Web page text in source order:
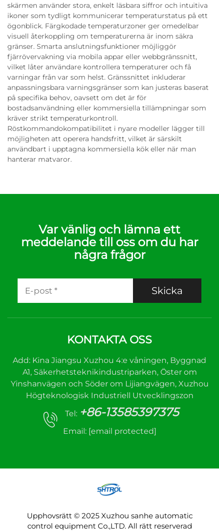
skärmen använder stora, enkelt läsbara siffror och intuitiva
ikoner som tydligt kommunicerar temperaturstatus på ett
ögonblick. Färgkodade temperaturzoner ger omedelbar
visuell återkoppling om temperaturerna är inom säkra
gränser. Smarta anslutningsfunktioner möjliggör
fjärrövervakning via mobila appar eller webbgränssnitt,
vilket låter användare kontrollera temperaturer och få
varningar från var som helst. Gränssnittet inkluderar
anpassningsbara varningsgränser som kan justeras baserat
på specifika behov, oavsett om det är för
bostadsanvändning eller kommersiella tillämpningar som
kräver strikt temperaturkontroll.
Röstkommandokompatibilitet i nyare modeller lägger till
möjligheten att operera handsfritt, vilket är särskilt
användbart i upptagna kommersiella kök eller när man
hanterar matvaror.
Var vänlig och lämna ett
meddelande till oss om du har
några frågor
Skicka
KONTAKTA OSS
Add: Kina Jiangsu Xuzhou 4:e våningen, Byggnad
A1, Säkerhetsteknikindustriparken, Öster om
Yinshanvägen och Söder om Lijiangvägen, Xuzhou
Högteknologisk Industriell Utvecklingszon
Tel: +86-13585397375
Email: [email protected]
Upphovsrätt © 2025 Xuzhou sanhe automatic
control equipment Co.,LTD. All rätt reserverad